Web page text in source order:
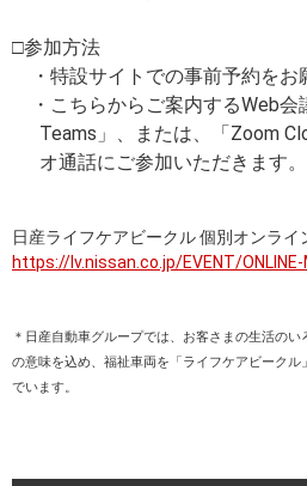
□参加方法
・特設サイトでの事前予約をお
・こちらからご案内するWeb
Teams」、または、「Zoom
オ通話にご参加いただきます。
日産ライフケアビークル 個別オンライ
https://lv.nissan.co.jp/EVENT/ONLINE-
＊日産自動車グループでは、お客さまの生活の
の意味を込め、福祉車両を「ライフケアビーク
でいます。